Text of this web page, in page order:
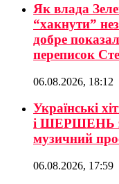
Як влада
“хакнути”
добре
переписок
06.08.2026, 18:12
Українські
і ШЕРШЕНЬ
музичний
06.08.2026, 17:59